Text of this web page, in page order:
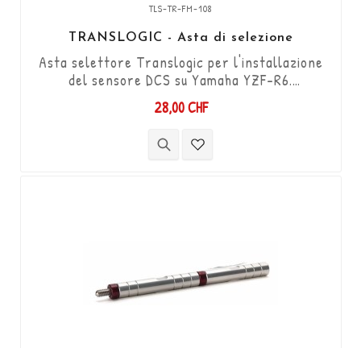
TLS-TR-FM-108
TRANSLOGIC - Asta di selezione
Asta selettore Translogic per l'installazione
del sensore DCS su Yamaha YZF-R6.
Filettatura femmina M8 e maschio
M6/lunghezza 86 mm + filettatura maschio 22
mm (può essere accorciata a 66 mm).
28,00 CHF